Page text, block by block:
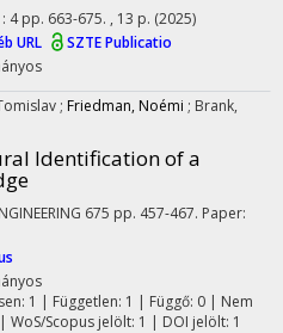
: 4 pp. 663-675. , 13 p. (2025)
URL
SZTE Publicatio
; Friedman, Noémi ; Brank,
Identification of a
675 pp. 457-467. Paper:
1 | Független: 1 | Függő: 0 | Nem
WoS/Scopus jelölt: 1 | DOI jelölt: 1